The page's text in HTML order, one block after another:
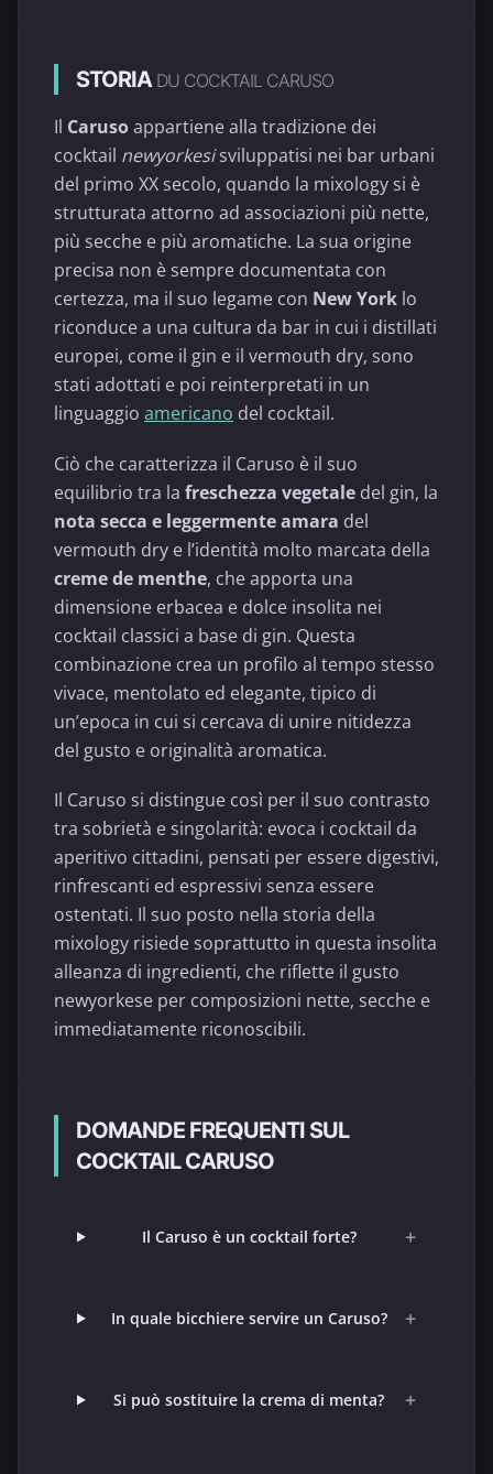
STORIA DU COCKTAIL CARUSO
Il Carusoappartiene alla tradizione dei
cocktail newyorkesisviluppatisi nei bar urbani
del primo XX secolo, quando la mixology si è
strutturata attorno ad associazioni più nette,
più secche e più aromatiche. La sua origine
precisa non è sempre documentata con
certezza, ma il suo legame con New York lo
riconduce a una cultura da bar in cui i distillati
europei, come il gin e il vermouth dry, sono
stati adottati e poi reinterpretati in un
linguaggio americano del cocktail.
Ciò che caratterizza il Caruso è il suo
equilibrio tra la freschezza vegetale del gin, la
nota secca e leggermente amara del
vermouth dry e l’identità molto marcata della
creme de menthe, che apporta una
dimensione erbacea e dolce insolita nei
cocktail classici a base di gin. Questa
combinazione crea un profilo al tempo stesso
vivace, mentolato ed elegante, tipico di
un’epoca in cui si cercava di unire nitidezza
del gusto e originalità aromatica.
Il Caruso si distingue così per il suo contrasto
tra sobrietà e singolarità: evoca i cocktail da
aperitivo cittadini, pensati per essere digestivi,
rinfrescanti ed espressivi senza essere
ostentati. Il suo posto nella storia della
mixology risiede soprattutto in questa insolita
alleanza di ingredienti, che riflette il gusto
newyorkese per composizioni nette, secche e
immediatamente riconoscibili.
DOMANDE FREQUENTI SUL
COCKTAIL CARUSO
Il Caruso è un cocktail forte? +
In quale bicchiere servire un Caruso? +
Si può sostituire la crema di menta? +